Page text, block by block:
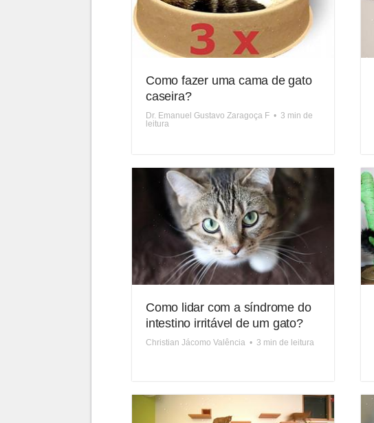
Como fazer uma cama de gato
caseira?
Dr. Emanuel Gustavo Zaragoça F • 3 min de
leitura
Como lidar com a síndrome do
intestino irritável de um gato?
Christian Jácomo Valência • 3 min de leitura